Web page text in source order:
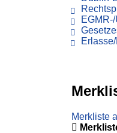
Merkliste